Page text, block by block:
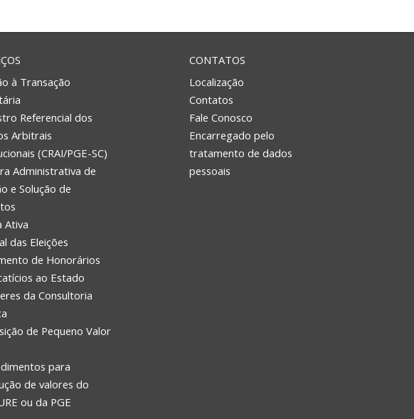
à Transação
Referencial dos
Arbitrais
(CRAI/PGE-SC)
Administrativa de
e Solução de
Ativa
das Eleições
de Honorários
ao Estado
da Consultoria
de Pequeno Valor
para
de valores do
ou da PGE
CONTATOS
Localização
Contatos
Fale Conosco
Encarregado pelo
tratamento de dados
pessoais